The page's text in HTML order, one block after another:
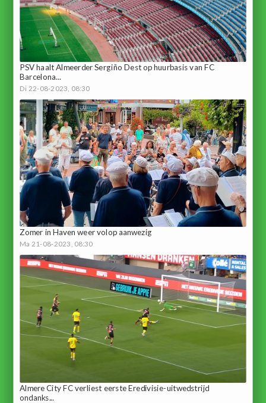
PSV haalt Almeerder Sergiño Dest op huurbasis van FC
Barcelona...
Di 22-08-2023, 08:30
Zomer in Haven weer volop aanwezig
Ma 21-08-2023, 08:30
Almere City FC verliest eerste Eredivisie-uitwedstrijd
ondanks...